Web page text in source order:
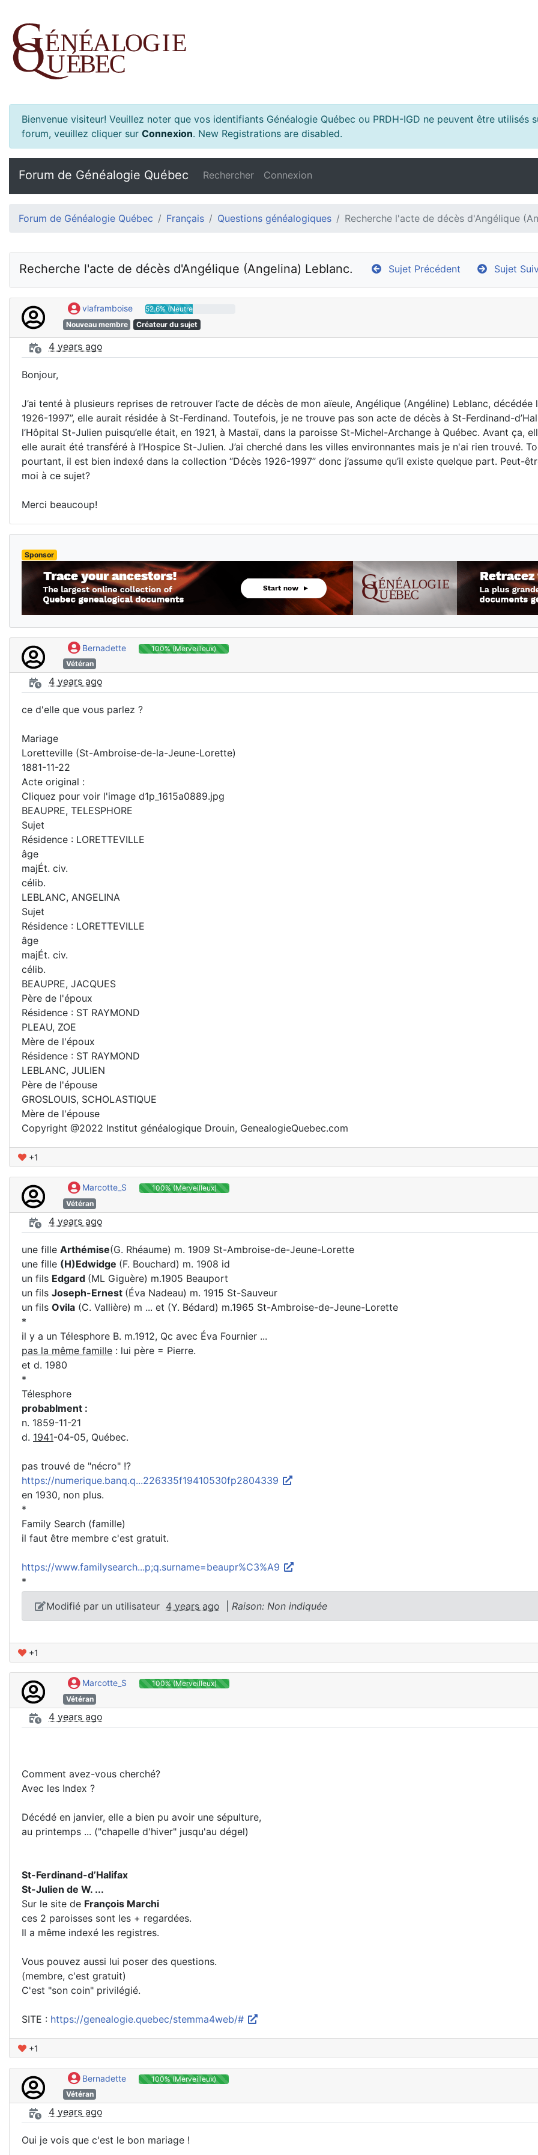
Bienvenue visiteur! Veuillez noter que vos identifiants Généalogie Québec ou PRDH-IGD ne peuvent être
forum, veuillez cliquer sur Connexion. New Registrations are disabled.
Forum de Généalogie Québec Rechercher Connexion
Forum de Généalogie Québec Français Questions généalogiques Recherche l'acte de décès d'Angélique
Recherche l'acte de décès d'Angélique (Angelina) Leblanc. Sujet Précédent Sujet
vlaframboise
52.6% (Neutre)
Nouveau membre
Créateur du sujet
4 years ago
Bonjour,
J’ai tenté à plusieurs reprises de retrouver l’acte de décès de mon aïeule, Angélique (Angéline) Leblanc,
1926-1997”, elle aurait résidée à St-Ferdinand. Toutefois, je ne trouve pas son acte de décès à St-Ferdinand-
l’Hôpital St-Julien puisqu’elle était, en 1921, à Mastaï, dans la paroisse St-Michel-Archange à Québec. Avant ça,
elle aurait été transféré à l’Hospice St-Julien. J’ai cherché dans les villes environnantes mais je n'ai rien trouvé.
pourtant, il est bien indexé dans la collection “Décès 1926-1997” donc j’assume qu’il existe quelque part. Peut-
moi à ce sujet?
Merci beaucoup!
Sponsor
Bernadette
100% (Merveilleux)
Vétéran
4 years ago
ce d'elle que vous parlez ?
Mariage
Loretteville (St-Ambroise-de-la-Jeune-Lorette)
1881-11-22
Acte original :
Cliquez pour voir l'image d1p_1615a0889.jpg
BEAUPRE, TELESPHORE
Sujet
Résidence : LORETTEVILLE
âge
majÉt. civ.
célib.
LEBLANC, ANGELINA
Sujet
Résidence : LORETTEVILLE
âge
majÉt. civ.
célib.
BEAUPRE, JACQUES
Père de l'époux
Résidence : ST RAYMOND
PLEAU, ZOE
Mère de l'époux
Résidence : ST RAYMOND
LEBLANC, JULIEN
Père de l'épouse
GROSLOUIS, SCHOLASTIQUE
Mère de l'épouse
Copyright @2022 Institut généalogique Drouin, GenealogieQuebec.com
+1
Marcotte_S
100% (Merveilleux)
Vétéran
4 years ago
une fille Arthémise(G. Rhéaume) m. 1909 St-Ambroise-de-Jeune-Lorette
une fille (H)Edwidge (F. Bouchard) m. 1908 id
un fils Edgard (ML Giguère) m.1905 Beauport
un fils Joseph-Ernest (Éva Nadeau) m. 1915 St-Sauveur
un fils Ovila (C. Vallière) m ... et (Y. Bédard) m.1965 St-Ambroise-de-Jeune-Lorette
*
il y a un Télesphore B. m.1912, Qc avec Éva Fournier ...
pas la même famille : lui père = Pierre.
et d. 1980
*
Télesphore
probablment :
n. 1859-11-21
d. 1941-04-05, Québec.
pas trouvé de "nécro" !?
https://numerique.banq.q...226335f19410530fp2804339
en 1930, non plus.
*
Family Search (famille)
il faut être membre c'est gratuit.
https://www.familysearch...p;q.surname=beaupr%C3%A9
*
Modifié par un utilisateur 4 years ago Raison: Non indiquée
+1
Marcotte_S
100% (Merveilleux)
Vétéran
4 years ago
Comment avez-vous cherché?
Avec les Index ?
Décédé en janvier, elle a bien pu avoir une sépulture,
au printemps ... ("chapelle d'hiver" jusqu'au dégel)
St-Ferdinand-d’Halifax
St-Julien de W. ...
Sur le site de François Marchi
ces 2 paroisses sont les + regardées.
Il a même indexé les registres.
Vous pouvez aussi lui poser des questions.
(membre, c'est gratuit)
C'est "son coin" privilégié.
SITE : https://genealogie.quebec/stemma4web/#
+1
Bernadette
100% (Merveilleux)
Vétéran
4 years ago
Oui je vois que c'est le bon mariage !